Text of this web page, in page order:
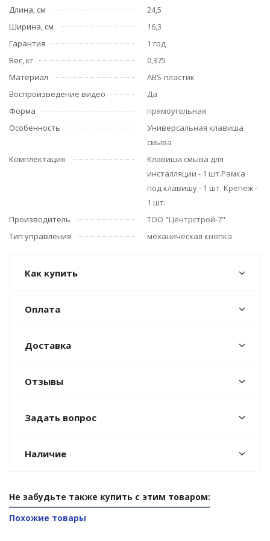
Длина, см
24,5
Ширина, см
16,3
Гарантия
1 год
Вес, кг
0,375
Материал
ABS-пластик
Воспроизведение видео
Да
Форма
прямоугольная
Особенность
Универсальная клавиша
смыва
Комплектация
Клавиша смыва для
инсталляции - 1 шт.Рамка
под клавишу - 1 шт. Крепеж -
1 шт.
Производитель
ТОО "Центрстрой-7"
Тип управления
механическая кнопка
Как купить
Оплата
Доставка
Отзывы
Задать вопрос
Наличие
Не забудьте также купить с этим товаром:
Похожие товары